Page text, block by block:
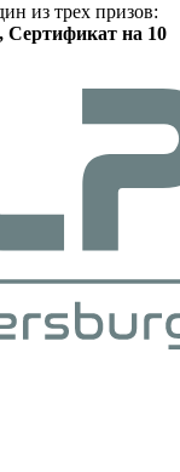
из трех призов:
на 10